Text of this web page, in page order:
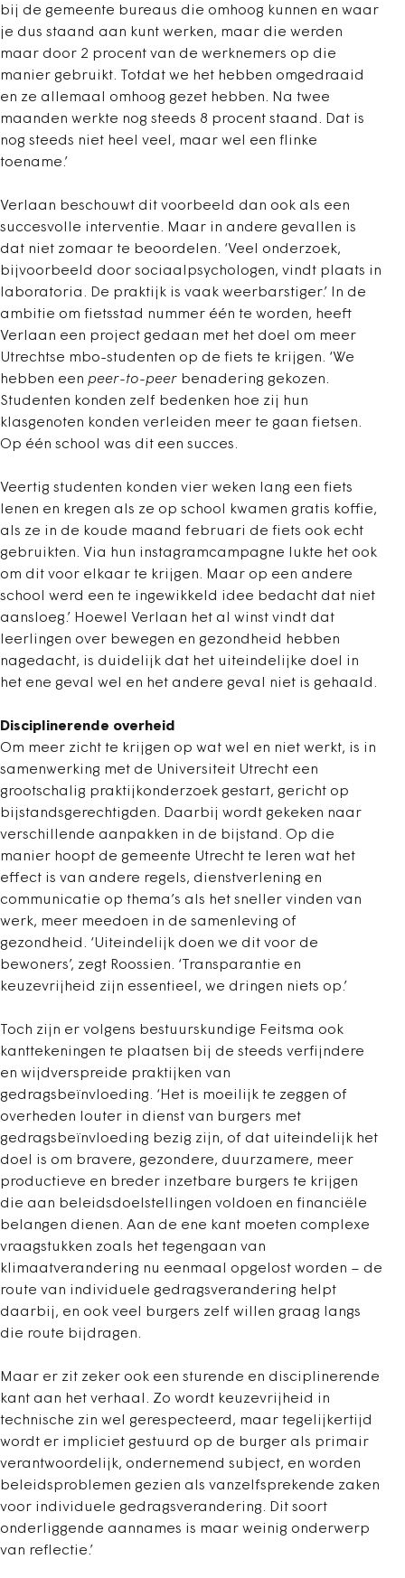
bij de gemeente bureaus die omhoog kunnen en waar
je dus staand aan kunt werken, maar die werden
maar door 2 procent van de werknemers op die
manier gebruikt. Totdat we het hebben omgedraaid
en ze allemaal omhoog gezet hebben. Na twee
maanden werkte nog steeds 8 procent staand. Dat is
nog steeds niet heel veel, maar wel een flinke
toename.’
Verlaan beschouwt dit voorbeeld dan ook als een
succesvolle interventie. Maar in andere gevallen is
dat niet zomaar te beoordelen. ‘Veel onderzoek,
bijvoorbeeld door sociaalpsychologen, vindt plaats in
laboratoria. De praktijk is vaak weerbarstiger.’ In de
ambitie om fietsstad nummer één te worden, heeft
Verlaan een project gedaan met het doel om meer
Utrechtse mbo-studenten op de fiets te krijgen. ‘We
hebben een peer-to-peer benadering gekozen.
Studenten konden zelf bedenken hoe zij hun
klasgenoten konden verleiden meer te gaan fietsen.
Op één school was dit een succes.
Veertig studenten konden vier weken lang een fiets
lenen en kregen als ze op school kwamen gratis koffie,
als ze in de koude maand februari de fiets ook echt
gebruikten. Via hun instagramcampagne lukte het ook
om dit voor elkaar te krijgen. Maar op een andere
school werd een te ingewikkeld idee bedacht dat niet
aansloeg.’ Hoewel Verlaan het al winst vindt dat
leerlingen over bewegen en gezondheid hebben
nagedacht, is duidelijk dat het uiteindelijke doel in
het ene geval wel en het andere geval niet is gehaald.
Disciplinerende overheid
Om meer zicht te krijgen op wat wel en niet werkt, is in
samenwerking met de Universiteit Utrecht een
grootschalig praktijkonderzoek gestart, gericht op
bijstandsgerechtigden. Daarbij wordt gekeken naar
verschillende aanpakken in de bijstand. Op die
manier hoopt de gemeente Utrecht te leren wat het
effect is van andere regels, dienstverlening en
communicatie op thema’s als het sneller vinden van
werk, meer meedoen in de samenleving of
gezondheid. ‘Uiteindelijk doen we dit voor de
bewoners’, zegt Roossien. ‘Transparantie en
keuzevrijheid zijn essentieel, we dringen niets op.’
Toch zijn er volgens bestuurskundige Feitsma ook
kanttekeningen te plaatsen bij de steeds verfijndere
en wijdverspreide praktijken van
gedragsbeïnvloeding. ‘Het is moeilijk te zeggen of
overheden louter in dienst van burgers met
gedragsbeïnvloeding bezig zijn, of dat uiteindelijk het
doel is om bravere, gezondere, duurzamere, meer
productieve en breder inzetbare burgers te krijgen
die aan beleidsdoelstellingen voldoen en financiële
belangen dienen. Aan de ene kant moeten complexe
vraagstukken zoals het tegengaan van
klimaatverandering nu eenmaal opgelost worden – de
route van individuele gedragsverandering helpt
daarbij, en ook veel burgers zelf willen graag langs
die route bijdragen.
Maar er zit zeker ook een sturende en disciplinerende
kant aan het verhaal. Zo wordt keuzevrijheid in
technische zin wel gerespecteerd, maar tegelijkertijd
wordt er impliciet gestuurd op de burger als primair
verantwoordelijk, ondernemend subject, en worden
beleidsproblemen gezien als vanzelfsprekende zaken
voor individuele gedragsverandering. Dit soort
onderliggende aannames is maar weinig onderwerp
van reflectie.’